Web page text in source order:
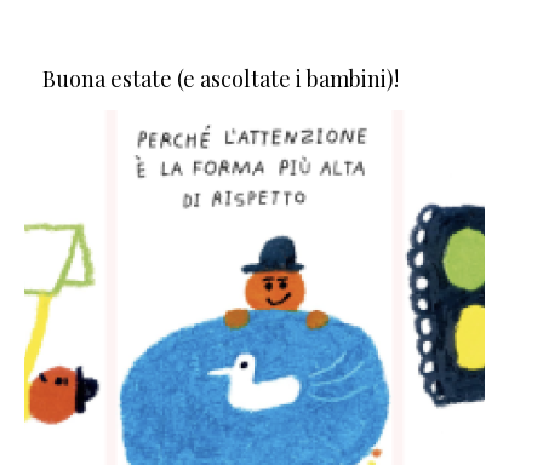
Buona estate (e ascoltate i bambini)!